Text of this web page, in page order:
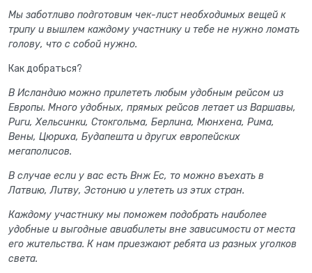
Мы заботливо подготовим чек-лист необходимых вещей к
трипу и вышлем каждому участнику и тебе не нужно ломать
голову, что с собой нужно.
Как добраться?
В Исландию можно прилететь любым удобным рейсом из
Европы. Много удобных, прямых рейсов летает из Варшавы,
Риги, Хельсинки, Стокгольма, Берлина, Мюнхена, Рима,
Вены, Цюриха, Будапешта и других европейских
мегаполисов.
В случае если у вас есть Внж Ес, то можно въехать в
Латвию, Литву, Эстонию и улететь из этих стран.
Каждому участнику мы поможем подобрать наиболее
удобные и выгодные авиабилеты вне зависимости от места
его жительства. К нам приезжают ребята из разных уголков
света.